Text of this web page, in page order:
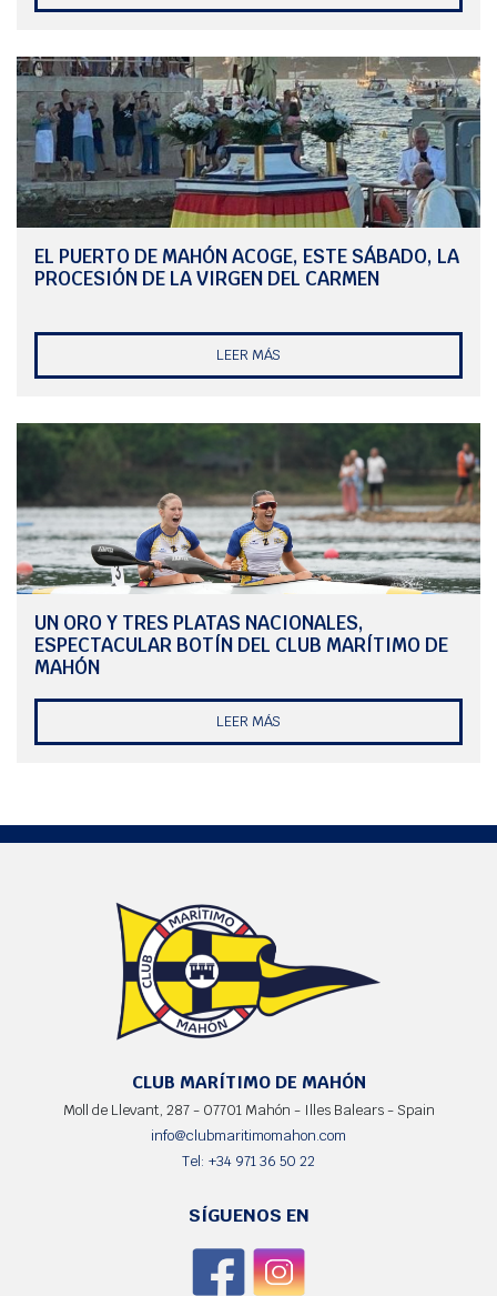
K1 Alevín Mujer A:
2ª Hannah Cook
3ª Olivia Laso
K1 Infantil Mujer B:
3ª Sienna Hall
2⁰ Gabi Mora – Jaime Montañés
1ª Adriana González – Asia Rosselló
3ª Gimena Cárdenas – Olivia Laso
K2 Infantil Hombre
2⁰ Bruno Pons – Marcos González
Además de las medallas, el director técnico, Vinca Escandell,
destacó la actuación de Djamila López, quién iba liderando su
carrera en cadete mujer cuando tuvo una avería técnica que le hizo
perder las opciones de victoria, así como la gran regata de Jon
Rosselló, quién logró por primera vez una medalla autonómica, fruto
de la constancia y el esfuerzo.
EL PUERTO DE MAHÓN ACOGE, ESTE SÁBADO, LA
PROCESIÓN DE LA VIRGEN DEL CARMEN
LEER MÁS
UN ORO Y TRES PLATAS NACIONALES,
ESPECTACULAR BOTÍN DEL CLUB MARÍTIMO DE
MAHÓN
LEER MÁS
CLUB MARÍTIMO DE MAHÓN
Moll de Llevant, 287 - 07701 Mahón - Illes Balears - Spain
info@clubmaritimomahon.com
Tel: +34 971 36 50 22
SÍGUENOS EN